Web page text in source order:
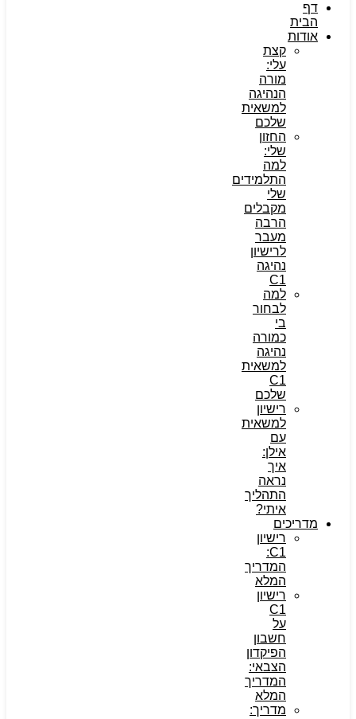
דף
הבית
אודות
קצת
עלי:
מורה
הנהיגה
למשאית
שלכם
החזון
שלי:
למה
התלמידים
שלי
מקבלים
הרבה
מעבר
לרישיון
נהיגה
C1
למה
לבחור
בי
כמורה
נהיגה
למשאית
C1
שלכם
רישיון
למשאית
עם
אילן:
איך
נראה
התהליך
איתי?
מדריכים
רישיון
C1:
המדריך
המלא
רישיון
C1
על
חשבון
הפיקדון
הצבאי:
המדריך
המלא
מדריך: